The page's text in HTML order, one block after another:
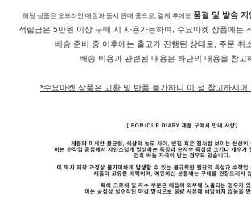
해당 상품은 오프라인 매장과 동시 판매 중으로, 결제 후에도 품절 및 발송 지
적립금은 5만원 이상 구매 시 사용가능하며, 수요마켓 상품에는
배송 준비 중 이후에는 출고가 진행된 상태로, 주문 취
배송 비용과 관련된 내용은 하단의 내용을 참고
*수요마켓 상품은 교환 및 반품 불가하니 이 점 참고하시어